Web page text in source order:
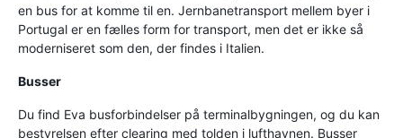
en bus for at komme til en. Jernbanetransport mellem byer i
Portugal er en fælles form for transport, men det er ikke så
moderniseret som den, der findes i Italien.
Busser
Du find Eva busforbindelser på terminalbygningen, og du kan
bestyrelsen efter clearing med tolden i lufthavnen. Busser